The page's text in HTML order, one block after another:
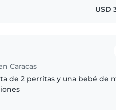
USD
Caracas
de 2 perritas y una bebé de